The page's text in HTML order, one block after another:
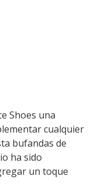
Shoes una
cualquier
bufandas de
ha sido
un toque